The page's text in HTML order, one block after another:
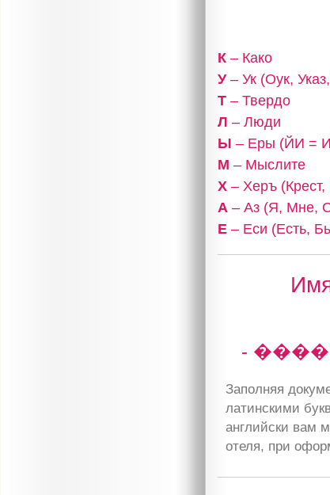
К – Како
У– Ук (Оук,
Т – Твердо
Л – Люди
Ы – Еры (ЙИ =
М – Мыслите
Х – Херъ (Крест,
А – Аз (Я, Мне,
Е – Еси (Есть,
-
Заполняя
латинскими
английски вам
отеля, при